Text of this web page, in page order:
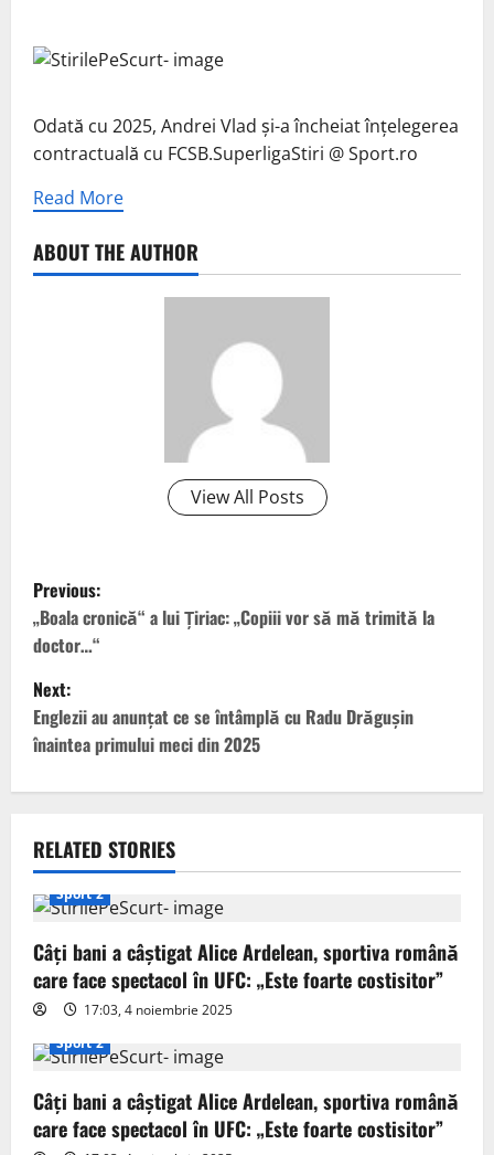
Odată cu 2025, Andrei Vlad și-a încheiat înțelegerea
contractuală cu FCSB.SuperligaStiri @ Sport.ro
Read More
ABOUT THE AUTHOR
View All Posts
P
o
s
t
n
v
i
g
a
t
i
o
Previous:
„Boala cronică“ a lui Țiriac: „Copiii vor să mă trimită la
doctor…“
Next:
Englezii au anunțat ce se întâmplă cu Radu Drăgușin
înaintea primului meci din 2025
RELATED STORIES
Sport 2
Câți bani a câștigat Alice Ardelean, sportiva română
care face spectacol în UFC: „Este foarte costisitor”
17:03, 4 noiembrie 2025
Sport 2
Câți bani a câștigat Alice Ardelean, sportiva română
care face spectacol în UFC: „Este foarte costisitor”